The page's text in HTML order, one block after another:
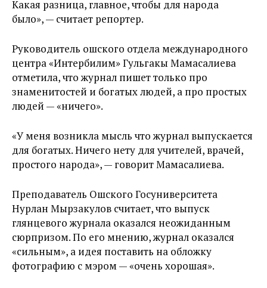
Какая разница, главное, чтобы для народа
было», — считает репортер.
Руководитель ошского отдела международного
центра «Интербилим» Гульгакы Мамасалиева
отметила, что журнал пишет только про
знаменитостей и богатых людей, а про простых
людей — «ничего».
«У меня возникла мысль что журнал выпускается
для богатых. Ничего нету для учителей, врачей,
простого народа», — говорит Мамасалиева.
Преподаватель Ошского Госуниверситета
Нурлан Мырзакулов считает, что выпуск
глянцевого журнала оказался неожиданным
сюрпризом. По его мнению, журнал оказался
«сильным», а идея поставить на обложку
фотографию с мэром — «очень хорошая».